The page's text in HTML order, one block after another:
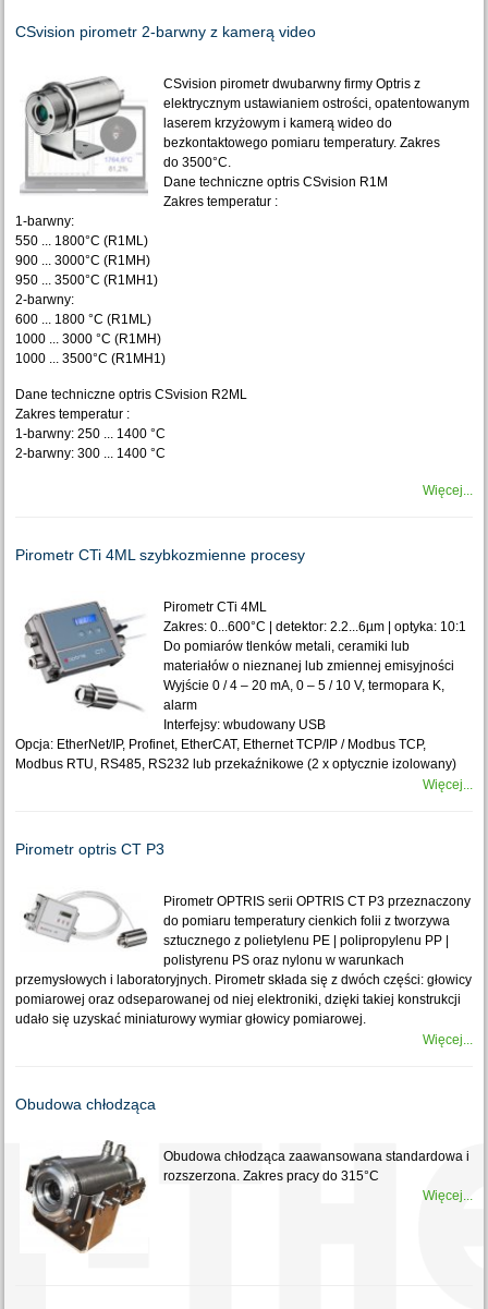
CSvision pirometr 2-barwny z kamerą video
CSvision pirometr dwubarwny firmy Optris z
elektrycznym ustawianiem ostrości, opatentowanym
laserem krzyżowym i kamerą wideo do
bezkontaktowego pomiaru temperatury. Zakres
do3500°C.
Dane techniczne optris CSvision R1M
Zakres temperatur :
1-barwny:
550 ... 1800°C (R1ML)
900 ... 3000°C (R1MH)
950 ... 3500°C (R1MH1)
2-barwny:
600 ... 1800 °C (R1ML)
1000 ... 3000 °C (R1MH)
1000 ... 3500°C (R1MH1)
Dane techniczne optris CSvision R2ML
Zakres temperatur :
1-barwny: 250 ... 1400 °C
2-barwny: 300 ... 1400 °C
Więcej...
Pirometr CTi 4ML szybkozmienne procesy
Pirometr CTi 4ML
Zakres: 0...600°C | detektor: 2.2...6µm | optyka: 10:1
Do pomiarów tlenków metali, ceramiki lub
materiałów o nieznanej lub zmiennej emisyjności
Wyjście 0 / 4 – 20 mA, 0 – 5 / 10 V, termopara K,
alarm
Interfejsy: wbudowany USB
Opcja: EtherNet/IP, Profinet, EtherCAT, Ethernet TCP/IP / Modbus TCP,
Modbus RTU, RS485, RS232 lub przekaźnikowe (2 x optycznie izolowany)
Więcej...
Pirometr optris CT P3
Pirometr OPTRIS serii OPTRIS CT P3 przeznaczony
do pomiaru temperatury cienkich folii z tworzywa
sztucznego z polietylenu PE | polipropylenu PP |
polistyrenu PS oraz nylonu w warunkach
przemysłowych i laboratoryjnych. Pirometr składa się z dwóch części: głowicy
pomiarowej oraz odseparowanej od niej elektroniki, dzięki takiej konstrukcji
udało się uzyskać miniaturowy wymiar głowicy pomiarowej.
Więcej...
Obudowa chłodząca
Obudowa chłodząca zaawansowana standardowa i
rozszerzona. Zakres pracy do 315°C
Więcej...